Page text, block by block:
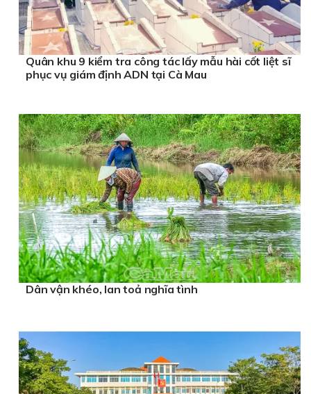
Quân khu 9 kiểm tra công tác lấy mẫu hài cốt liệt sĩ
phục vụ giám định ADN tại Cà Mau
Dân vận khéo, lan toả nghĩa tình